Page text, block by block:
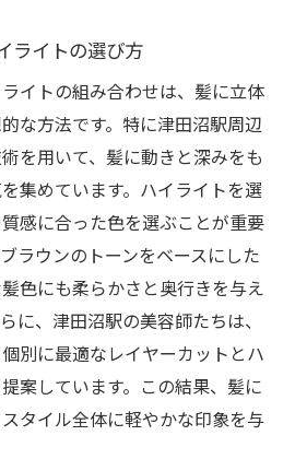
ライトの選び方
イトの組み合わせは、髪に立体
な方法です。特に津田沼駅周辺
を用いて、髪に動きと深みをも
集めています。ハイライトを選
感に合った色を選ぶことが重要
ラウンのトーンをベースにした
色にも柔らかさと奥行きを与え
に、津田沼駅の美容師たちは、
別に最適なレイヤーカットとハ
案しています。この結果、髪に
タイル全体に軽やかな印象を与